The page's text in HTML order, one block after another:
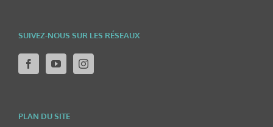
SUIVEZ-NOUS SUR LES RÉSEAUX
PLAN DU SITE